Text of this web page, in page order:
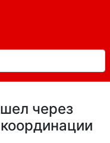
через